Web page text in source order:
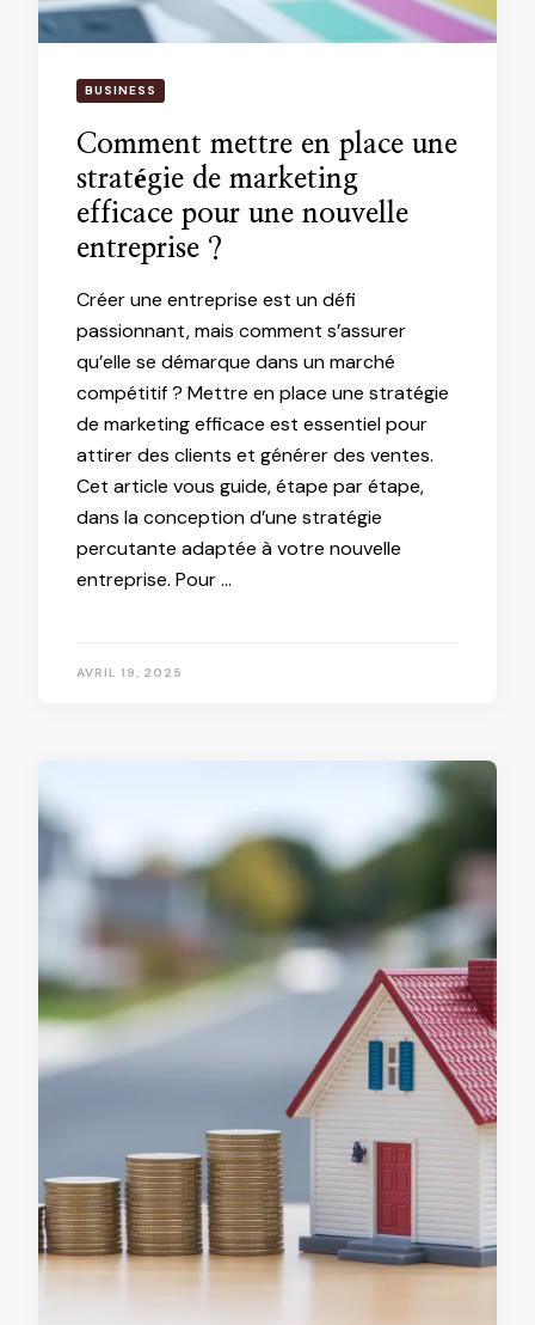
BUSINESS
Comment mettre en place une
stratégie de marketing
efficace pour une nouvelle
entreprise ?
Créer une entreprise est un défi
passionnant, mais comment s’assurer
qu’elle se démarque dans un marché
compétitif ? Mettre en place une stratégie
de marketing efficace est essentiel pour
attirer des clients et générer des ventes.
Cet article vous guide, étape par étape,
dans la conception d’une stratégie
percutante adaptée à votre nouvelle
entreprise. Pour …
AVRIL 19, 2025